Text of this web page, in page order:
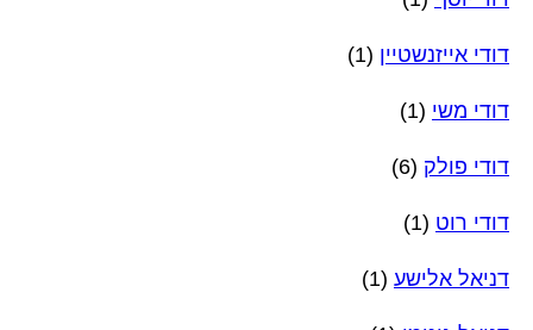
דודי אייזנשטיין (1)
דודי משי (1)
דודי פולק (6)
דודי רוט (1)
דניאל אלישע (1)